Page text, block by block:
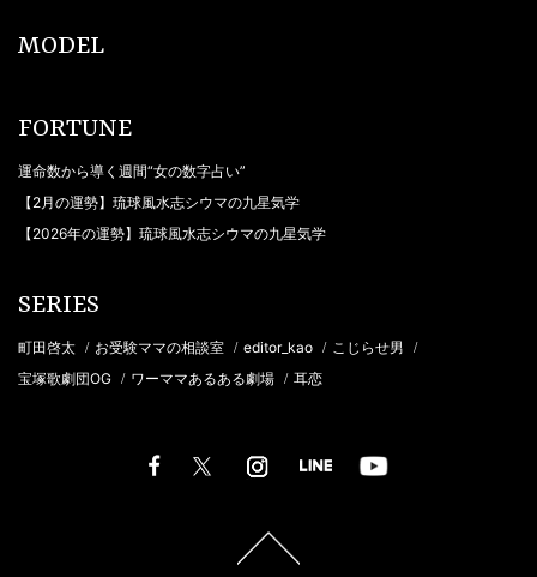
MODEL
FORTUNE
運命数から導く週間“女の数字占い”
【2月の運勢】琉球風水志シウマの九星気学
【2026年の運勢】琉球風水志シウマの九星気学
SERIES
町田啓太 / お受験ママの相談室 / editor_kao / こじらせ男 /
宝塚歌劇団OG / ワーママあるある劇場 / 耳恋